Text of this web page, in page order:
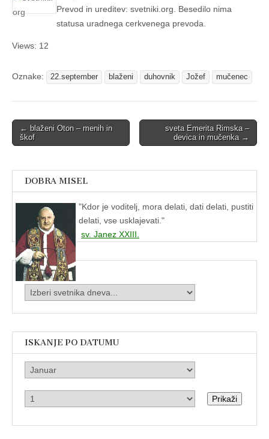
Prevod in ureditev: svetniki.org. Besedilo nima
statusa uradnega cerkvenega prevoda.
Views: 12
Oznake: 22.september blaženi duhovnik Jožef mučenec
Post
navigation
← blaženi Oton – menih in
škof
sveta Emerita Rimska –
devica in mučenka →
DOBRA MISEL
"Kdor je voditelj, mora delati, dati delati, pustiti
delati, vse usklajevati."
sv. Janez XXIII.
ISKANJE PO DATUMU
Prikaži